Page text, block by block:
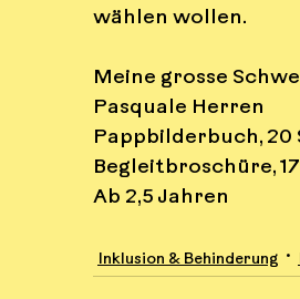
wählen wollen.
Meine grosse
Pasquale Herren
Pappbilderbuch, 20
Begleitbroschüre,
Ab 2,5 Jahren
Inklusion & Behinderung